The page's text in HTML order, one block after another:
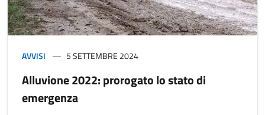
AVVISI 5 SETTEMBRE 2024
Alluvione 2022: prorogato lo stato di
emergenza